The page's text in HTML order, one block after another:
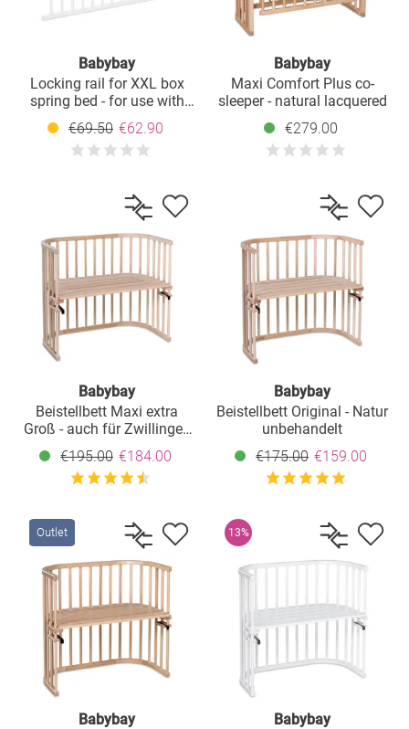
Babybay
Locking rail for XXL box
spring bed - for use with
children's bed - white
lacquered
€69.50 €62.90
Babybay
Maxi Comfort Plus co-
sleeper - natural lacquered
€279.00
Babybay
Beistellbett Maxi extra
Groß - auch für Zwillinge -
Natur unbehandelt
€195.00 €184.00
Babybay
Beistellbett Original - Natur
unbehandelt
€175.00 €159.00
Outlet
Babybay
13%
Babybay